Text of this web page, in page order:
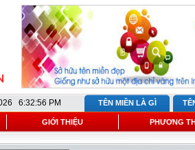
6:32:56 PM TÊN MIỀN LÀ GÌ
GIỚI THIỆU PHƯƠNG